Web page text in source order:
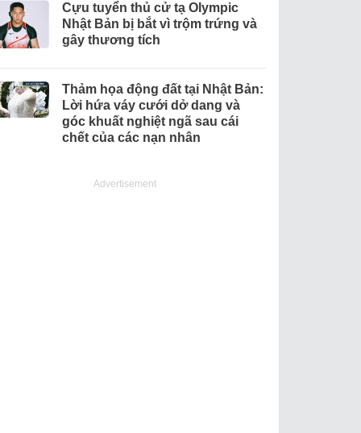
Cựu tuyển thủ cử tạ Olympic
Nhật Bản bị bắt vì trộm trứng và
gây thương tích
Thảm họa động đất tại Nhật Bản:
Lời hứa váy cưới dở dang và
góc khuất nghiệt ngã sau cái
chết của các nạn nhân
Advertisement